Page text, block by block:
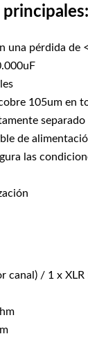
una pérdida de
105um en
de
las
canal) / 1 x